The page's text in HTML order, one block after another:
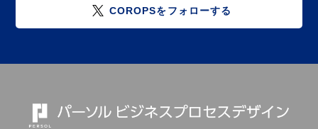
COROPSをフォローする